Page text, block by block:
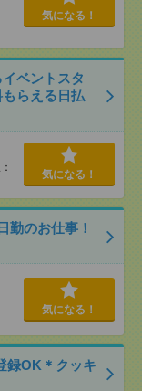
気になる！
ベントスタ
らえる日払
気になる！
勤のお仕事！
気になる！
録OK＊クッキ